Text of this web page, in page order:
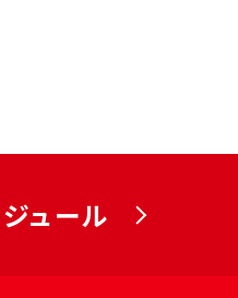
ュール